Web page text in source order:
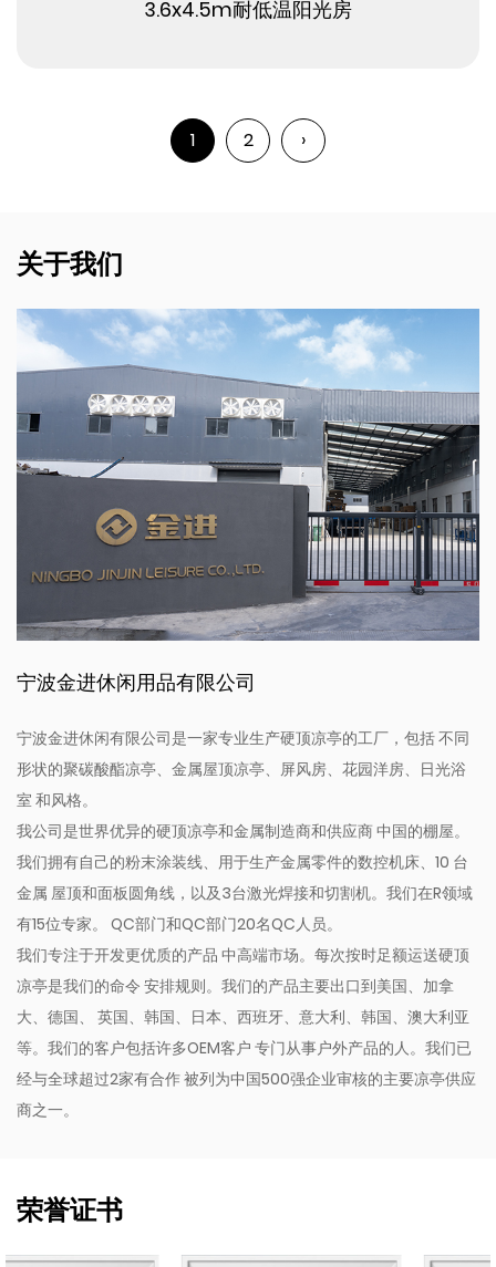
3.6x4.5m耐低温阳光房
1 2 ›
关于我们
宁波金进休闲用品有限公司
宁波金进休闲有限公司是一家专业生产硬顶凉亭的工厂，包括 不同
形状的聚碳酸酯凉亭、金属屋顶凉亭、屏风房、花园洋房、日光浴
室 和风格。
我公司是世界优异的硬顶凉亭和金属制造商和供应商 中国的棚屋。
我们拥有自己的粉末涂装线、用于生产金属零件的数控机床、10 台
金属 屋顶和面板圆角线，以及3台激光焊接和切割机。我们在R领域
有15位专家。 QC部门和QC部门20名QC人员。
我们专注于开发更优质的产品 中高端市场。每次按时足额运送硬顶
凉亭是我们的命令 安排规则。我们的产品主要出口到美国、加拿
大、德国、 英国、韩国、日本、西班牙、意大利、韩国、澳大利亚
等。我们的客户包括许多OEM客户 专门从事户外产品的人。我们已
经与全球超过2家有合作 被列为中国500强企业审核的主要凉亭供应
商之一。
荣誉证书